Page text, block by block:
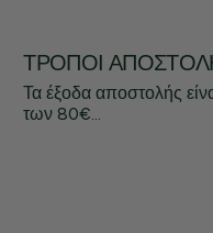
ΤΡΌΠΟΙ
Τα έξοδα αποστολής
των 80€...